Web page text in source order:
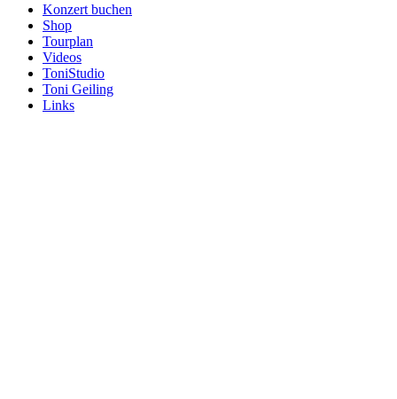
Konzert buchen
Shop
Tourplan
Videos
ToniStudio
Toni Geiling
Links